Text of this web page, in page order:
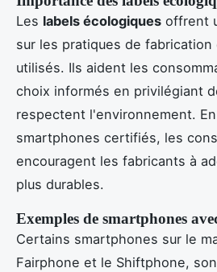
Les labels écologiques offrent
sur les pratiques de fabrication
utilisés. Ils aident les
choix informés en privilégiant
respectent l'environnement.
smartphones certifiés, les
encouragent les fabricants à
plus durables.
Exemples de smartphones
Certains smartphones sur le
Fairphone et le Shiftphone,